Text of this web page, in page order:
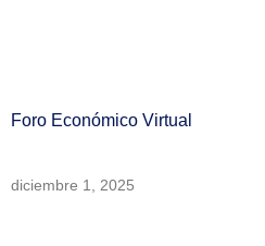
Foro Económico Virtual
diciembre 1, 2025